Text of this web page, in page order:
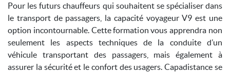
Pour les futurs chauffeurs qui souhaitent se spécialiser dans
le transport de passagers, la capacité voyageur V9 est une
option incontournable. Cette formation vous apprendra non
seulement les aspects techniques de la conduite d’un
véhicule transportant des passagers, mais également à
assurer la sécurité et le confort des usagers. Capadistance se